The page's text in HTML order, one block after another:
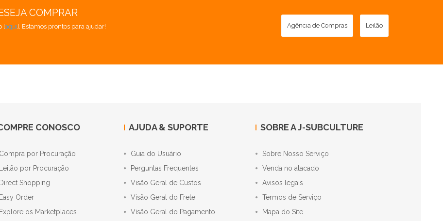
COMPRAR
[aqui]. Estamos prontos para ajudar! Agência de Compras Leilão
CONOSCO
Compra por Procuração
Leilão por Procuração
Direct Shopping
Easy Order
Explore os Marketplaces
AJUDA & SUPORTE
Guia do Usuário
Perguntas Frequentes
Visão Geral de Custos
Visão Geral do Frete
Visão Geral do Pagamento
SOBRE A J-SUBCULTURE
Sobre Nosso Serviço
Venda no atacado
Avisos legais
Termos de Serviço
Mapa do Site